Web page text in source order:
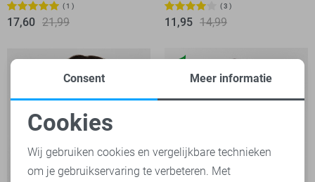
1
17,60 21,99
3
11,95 14,99
Noodzakelijke cookies
Personalisatie cookies
Consent Meer informatie
Cookies
Wij gebruiken cookies en vergelijkbare technieken
om je gebruikservaring te verbeteren. Met